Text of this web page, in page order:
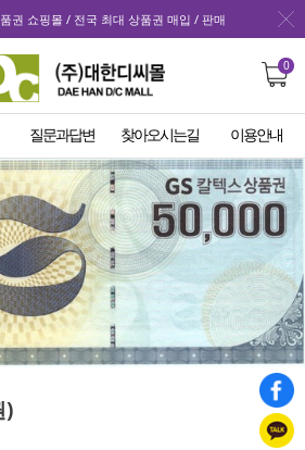
권 쇼핑몰 / 전국 최대 상품권 매입 / 판매
0
질문과답변 찾아오시는길 이용안내
)